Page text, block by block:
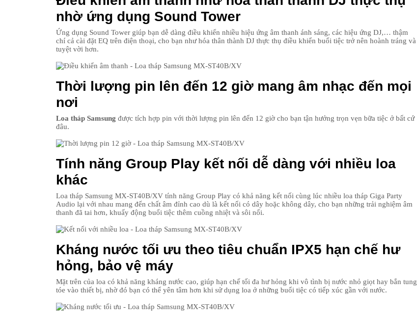
nhờ ứng dụng Sound Tower
Ứng dụng Sound Tower giúp bạn dễ dàng điều khiển nhiều hiệu ứng âm thanh ánh sáng, các hiệu ứng DJ,… thậm
chí cả cài đặt EQ trên điện thoại, cho bạn như hóa thân thành DJ thực thụ điều khiển buổi tiệc trở nên hoành tráng và
tuyệt vời hơn.
Thời lượng pin lên đến 12 giờ mang âm nhạc đến mọi
nơi
Loa tháp Samsung được tích hợp pin với thời lượng pin lên đến 12 giờ cho bạn tận hưởng trọn vẹn bữa tiệc ở bất cứ
đâu.
Tính năng Group Play kết nối dễ dàng với nhiều loa
khác
Loa tháp Samsung MX-ST40B/XV tính năng Group Play có khả năng kết nối cùng lúc nhiều loa tháp Giga Party
Audio lại với nhau mang đến chất âm đỉnh cao dù là kết nối có dây hoặc không dây, cho bạn những trải nghiệm âm
thanh đã tai hơn, khuấy động buổi tiệc thêm cuồng nhiệt và sôi nổi.
Kháng nước tối ưu theo tiêu chuẩn IPX5 hạn chế hư
hỏng, bảo vệ máy
Mặt trên của loa có khả năng kháng nước cao, giúp hạn chế tối đa hư hỏng khi vô tình bị nước nhỏ giọt hay bắn tung
tóe vào thiết bị, nhờ đó bạn có thể yên tâm hơn khi sử dụng loa ở những buổi tiệc có tiếp xúc gần với nước.